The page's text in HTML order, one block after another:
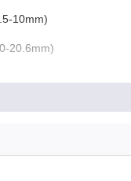
10mm)
20.6mm)